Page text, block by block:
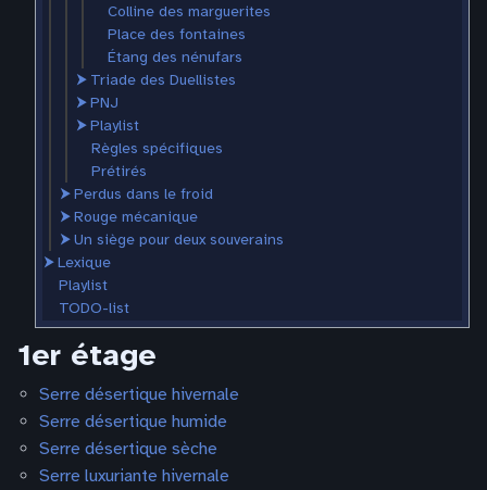
Colline des marguerites
Place des fontaines
Étang des nénufars
⮞ Triade des Duellistes
⮞PNJ
⮞Playlist
Règles spécifiques
Prétirés
⮞Perdus dans le froid
⮞Rouge mécanique
⮞Un siège pour deux souverains
⮞Lexique
Playlist
TODO-list
1er étage
Serre désertique hivernale
Serre désertique humide
Serre désertique sèche
Serre luxuriante hivernale